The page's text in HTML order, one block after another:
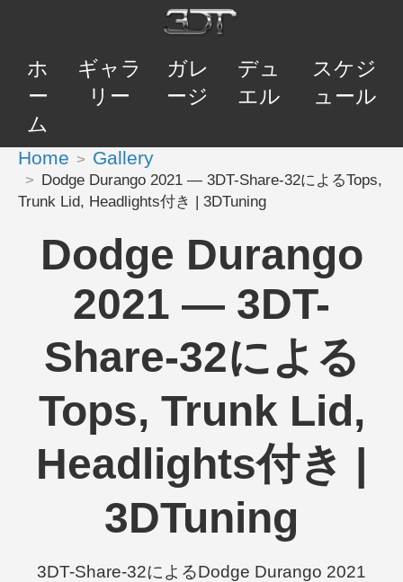
ホ
ー
ム
ギャラ
リー
ガレ
ージ
デュ
エル
スケジ
ュール
Home Gallery
Dodge Durango 2021 — 3DT-Share-32によるTops,
Trunk Lid, Headlights付き | 3DTuning
Dodge Durango
2021 — 3DT-
Share-32による
Tops, Trunk Lid,
Headlights付き |
3DTuning
3DT-Share-32によるDodge Durango 2021